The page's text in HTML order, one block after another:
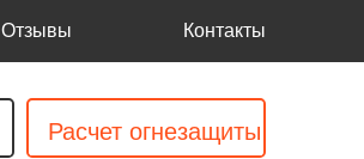
Отзывы Контакты
Расчет огнезащиты